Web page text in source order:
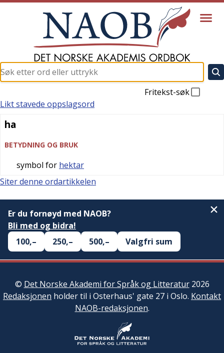
Fritekst-søk
ha
Likt stavede oppslagsord
ha
BETYDNING OG BRUK
symbol for hektar
Siter denne ordartikkelen
Er du fornøyd med NAOB?
Bli med og bidra!
100,–
250,– 500,– Valgfri sum
© Det Norske Akademi for Språk og Litteratur2026
Redaksjonen holder til i Osterhaus' gate 27 i Oslo. Kontakt
NAOB-redaksjonen.